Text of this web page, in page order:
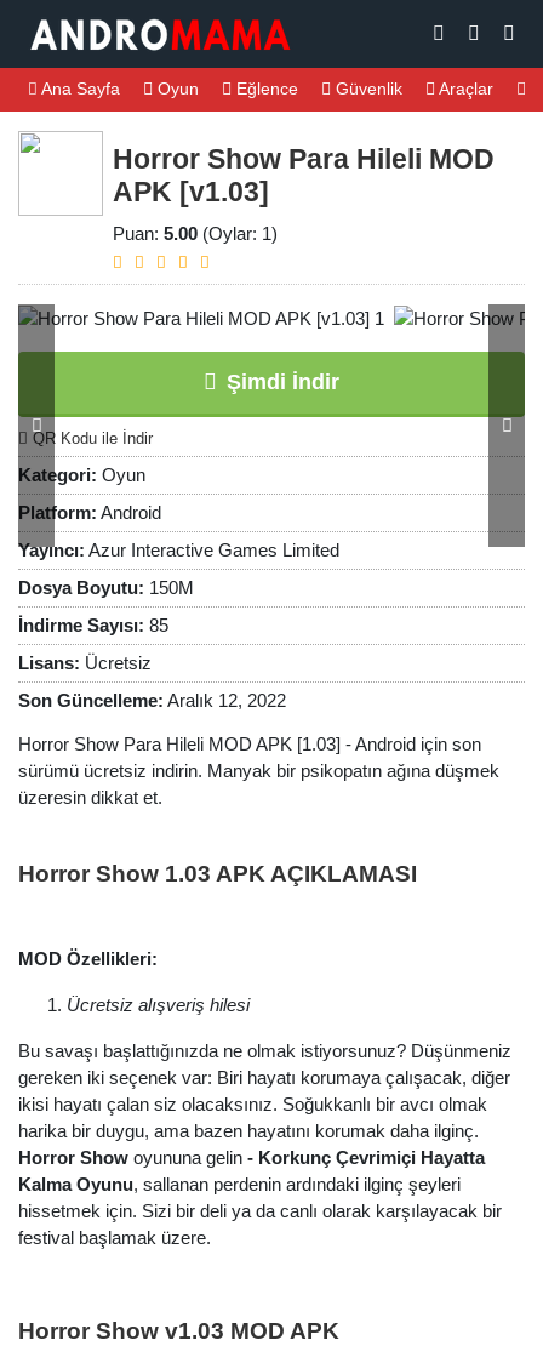
Ana Sayfa Oyun Eğlence Güvenlik Araçlar
Horror Show Para Hileli MOD
APK [v1.03]
Puan: 5.00 (Oylar: 1)
Şimdi İndir
QR Kodu ile İndir
Kategori: Oyun
Platform: Android
Yayıncı: Azur Interactive Games Limited
Dosya Boyutu: 150M
İndirme Sayısı: 85
Lisans: Ücretsiz
Son Güncelleme: Aralık 12, 2022
Horror Show Para Hileli MOD APK [1.03] - Android için son
sürümü ücretsiz indirin. Manyak bir psikopatın ağına düşmek
üzeresin dikkat et.
Horror Show 1.03 APK AÇIKLAMASI
MOD Özellikleri:
Ücretsiz alışveriş hilesi
Bu savaşı başlattığınızda ne olmak istiyorsunuz? Düşünmeniz
gereken iki seçenek var: Biri hayatı korumaya çalışacak, diğer
ikisi hayatı çalan siz olacaksınız. Soğukkanlı bir avcı olmak
harika bir duygu, ama bazen hayatını korumak daha ilginç.
Horror Show oyununa gelin - Korkunç Çevrimiçi Hayatta
Kalma Oyunu, sallanan perdenin ardındaki ilginç şeyleri
hissetmek için. Sizi bir deli ya da canlı olarak karşılayacak bir
festival başlamak üzere.
Horror Show v1.03 MOD APK